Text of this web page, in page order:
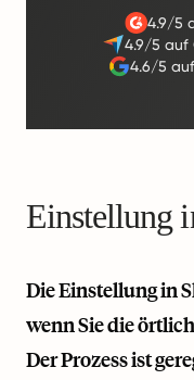
4.9/5
4.9/5 auf
4.6/5
Einstellung
Die Einstellung in
wenn Sie die
Der Prozess ist